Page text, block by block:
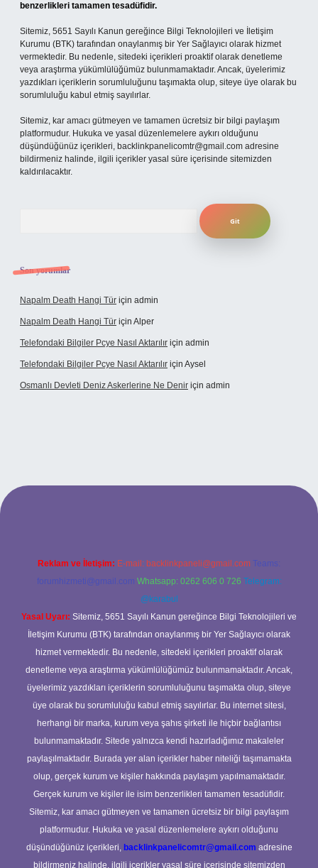
benzerlikleri tamamen tesadüfidir.
Sitemiz, 5651 Sayılı Kanun gereğince Bilgi Teknolojileri ve İletişim
Kurumu (BTK) tarafından onaylanmış bir Yer Sağlayıcı olarak hizmet
vermektedir. Bu nedenle, sitedeki içerikleri proaktif olarak denetleme
veya araştırma yükümlülüğümüz bulunmamaktadır. Ancak, üyelerimiz
yazdıkları içeriklerin sorumluluğunu taşımakta olup, siteye üye olarak bu
sorumluluğu kabul etmiş sayılırlar.
Sitemiz, kar amacı gütmeyen ve tamamen ücretsiz bir bilgi paylaşım
platformudur. Hukuka ve yasal düzenlemelere aykırı olduğunu
düşündüğünüz içerikleri, backlinkpanelicomtr@gmail.com adresine
bildirmeniz halinde, ilgili içerikler yasal süre içerisinde sitemizden
kaldırılacaktır.
Son yorumlar
Napalm Death Hangi Tür için admin
Napalm Death Hangi Tür için Alper
Telefondaki Bilgiler Pcye Nasıl Aktarılır için admin
Telefondaki Bilgiler Pcye Nasıl Aktarılır için Aysel
Osmanlı Devleti Deniz Askerlerine Ne Denir için admin
giriş
Reklam ve İletişim: E-mail: backlinkpaneli@gmail.com Teams:
forumhizmeti@gmail.com Whatsapp: 0262 606 0 726 Telegram:
@karabul
Yasal Uyarı: Sitemiz, 5651 Sayılı Kanun gereğince Bilgi Teknolojileri ve
İletişim Kurumu (BTK) tarafından onaylanmış bir Yer Sağlayıcı olarak
hizmet vermektedir. Bu nedenle, sitedeki içerikleri proaktif olarak
denetleme veya araştırma yükümlülüğümüz bulunmamaktadır. Ancak,
üyelerimiz yazdıkları içeriklerin sorumluluğunu taşımakta olup, siteye
üye olarak bu sorumluluğu kabul etmiş sayılırlar. Bu internet sitesi,
herhangi bir marka, kurum veya şahıs şirketi ile hiçbir bağlantısı
bulunmamaktadır. Sitede yalnızca kendi hazırladığımız makaleler
paylaşılmaktadır. Burada yer alan içerikler haber niteliği taşımamakta
olup, gerçek kurum ve kişiler hakkında paylaşım yapılmamaktadır.
Gerçek kurum ve kişiler ile isim benzerlikleri tamamen tesadüfidir.
Sitemiz, kar amacı gütmeyen ve tamamen ücretsiz bir bilgi paylaşım
platformudur. Hukuka ve yasal düzenlemelere aykırı olduğunu
düşündüğünüz içerikleri, backlinkpanelicomtr@gmail.com adresine
bildirmeniz halinde, ilgili içerikler yasal süre içerisinde sitemizden